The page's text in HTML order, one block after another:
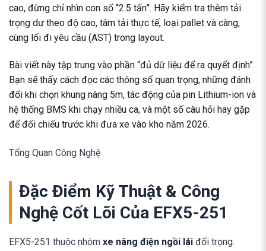
cao, đừng chỉ nhìn con số “2.5 tấn”. Hãy kiểm tra thêm tải
trọng dư theo độ cao, tâm tải thực tế, loại pallet và càng,
cùng lối đi yêu cầu (AST) trong layout.
Bài viết này tập trung vào phần “đủ dữ liệu để ra quyết định”.
Bạn sẽ thấy cách đọc các thông số quan trọng, những đánh
đổi khi chọn khung nâng 5m, tác động của pin Lithium-ion và
hệ thống BMS khi chạy nhiều ca, và một số câu hỏi hay gặp
để đối chiếu trước khi đưa xe vào kho năm 2026.
Tổng Quan Công Nghệ
Đặc Điểm Kỹ Thuật & Công
Nghệ Cốt Lõi Của EFX5-251
EFX5-251 thuộc nhóm xe nâng điện ngồi lái đối trọng.